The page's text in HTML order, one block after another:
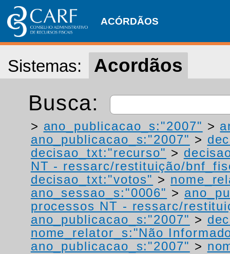
ACÓRDÃOS
Sistemas: Acordãos
Busca:
> ano_publicacao_s:"2007" >
ano_publicacao_s:"2007" >
decisao_txt:"recurso" >
NT - ressarc/restituição/
decisao_txt:"votos" >
ano_sessao_s:"0006" >
processos NT - ressarc/
ano_publicacao_s:"2007" >
nome_relator_s:"Não
ano_publicacao_s:"2007" >